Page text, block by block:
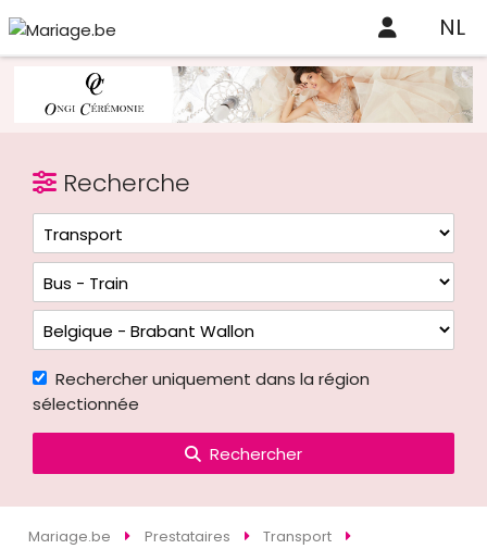
NL
Recherche
Rechercher uniquement dans la région
sélectionnée
Rechercher
Mariage.be Prestataires
Transport